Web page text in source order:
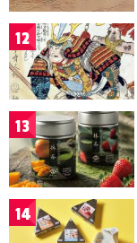
12
13
14